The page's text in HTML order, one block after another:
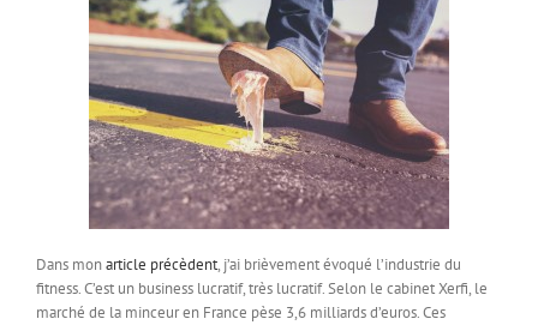
Dans monarticle précèdent, j’ai brièvement évoqué l’industrie du
fitness. C’est un business lucratif, très lucratif. Selon le cabinet Xerfi, le
marché de la minceur en France pèse 3,6 milliards d’euros. Ces